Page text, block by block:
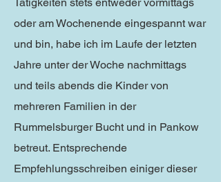
oder am Wochenende eingespannt war
und bin, habe ich im Laufe der letzten
Jahre unter der Woche nachmittags
und teils abends die Kinder von
mehreren Familien in der
Rummelsburger Bucht und in Pankow
betreut. Entsprechende
Empfehlungsschreiben einiger dieser